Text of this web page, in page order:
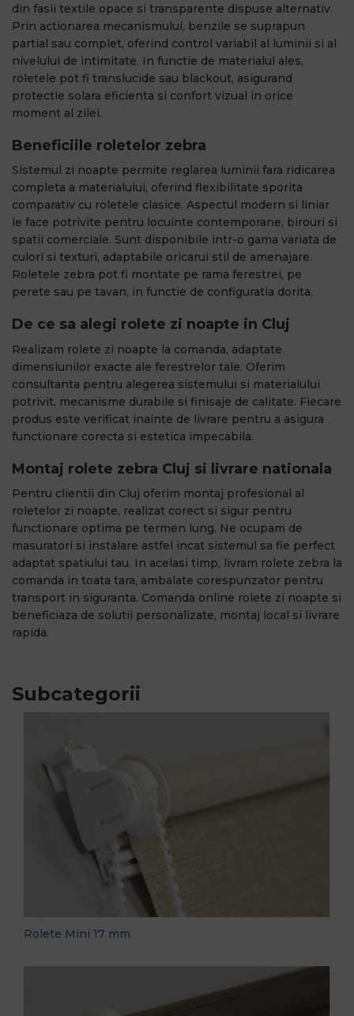
din fasii textile opace si transparente dispuse alternativ.
Prin actionarea mecanismului, benzile se suprapun
partial sau complet, oferind control variabil al luminii si al
nivelului de intimitate. In functie de materialul ales,
roletele pot fi translucide sau blackout, asigurand
protectie solara eficienta si confort vizual in orice
moment al zilei.
Beneficiile roletelor zebra
Sistemul zi noapte permite reglarea luminii fara ridicarea
completa a materialului, oferind flexibilitate sporita
comparativ cu roletele clasice. Aspectul modern si liniar
le face potrivite pentru locuinte contemporane, birouri si
spatii comerciale. Sunt disponibile intr-o gama variata de
culori si texturi, adaptabile oricarui stil de amenajare.
Roletele zebra pot fi montate pe rama ferestrei, pe
perete sau pe tavan, in functie de configuratia dorita.
De ce sa alegi rolete zi noapte in Cluj
Realizam rolete zi noapte la comanda, adaptate
dimensiunilor exacte ale ferestrelor tale. Oferim
consultanta pentru alegerea sistemului si materialului
potrivit, mecanisme durabile si finisaje de calitate. Fiecare
produs este verificat inainte de livrare pentru a asigura
functionare corecta si estetica impecabila.
Montaj rolete zebra Cluj si livrare nationala
Pentru clientii din Cluj oferim montaj profesional al
roletelor zi noapte, realizat corect si sigur pentru
functionare optima pe termen lung. Ne ocupam de
masuratori si instalare astfel incat sistemul sa fie perfect
adaptat spatiului tau. In acelasi timp, livram rolete zebra la
comanda in toata tara, ambalate corespunzator pentru
transport in siguranta. Comanda online rolete zi noapte si
beneficiaza de solutii personalizate, montaj local si livrare
rapida.
Subcategorii
Rolete Mini 17 mm